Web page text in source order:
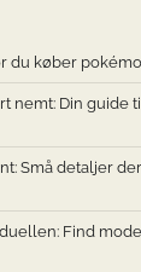
du køber
nemt: Din guide
Små detaljer
Find